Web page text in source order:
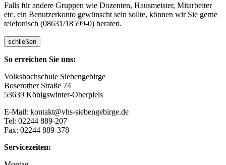
Falls für andere Gruppen wie Dozenten, Hausmeister, Mitarbeiter
etc. ein Benutzerkonto gewünscht sein sollte, können wir Sie gerne
telefonisch (08631/18599-0) beraten.
schließen
So erreichen Sie uns:
Volkshochschule Siebengebirge
Boserother Straße 74
53639 Königswinter-Oberpleis
E-Mail: kontakt@vhs-siebengebirge.de
Tel: 02244 889-207
Fax: 02244 889-378
Servicezeiten: